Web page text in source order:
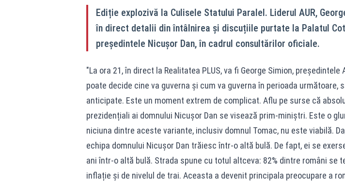
Ediție explozivă la Culisele Statului Paralel. Liderul AUR,
în direct detalii din întâlnirea și discuțiile purtate la Palatul
președintele Nicușor Dan, în cadrul consultărilor oficiale.
"La ora 21, în direct la Realitatea PLUS, va fi George Simion, președintele
poate decide cine va guverna și cum va guverna în perioada următoare,
anticipate. Este un moment extrem de complicat. Aflu pe surse că
prezidențiali ai domnului Nicușor Dan se visează prim-miniștri. Este o
niciuna dintre aceste variante, inclusiv domnul Tomac, nu este viabilă.
echipa domnului Nicușor Dan trăiesc într-o altă bulă. De fapt, ei se
ani într-o altă bulă. Strada spune cu totul altceva: 82% dintre români se
inflație și de nivelul de trai. Aceasta a devenit principala preocupare a